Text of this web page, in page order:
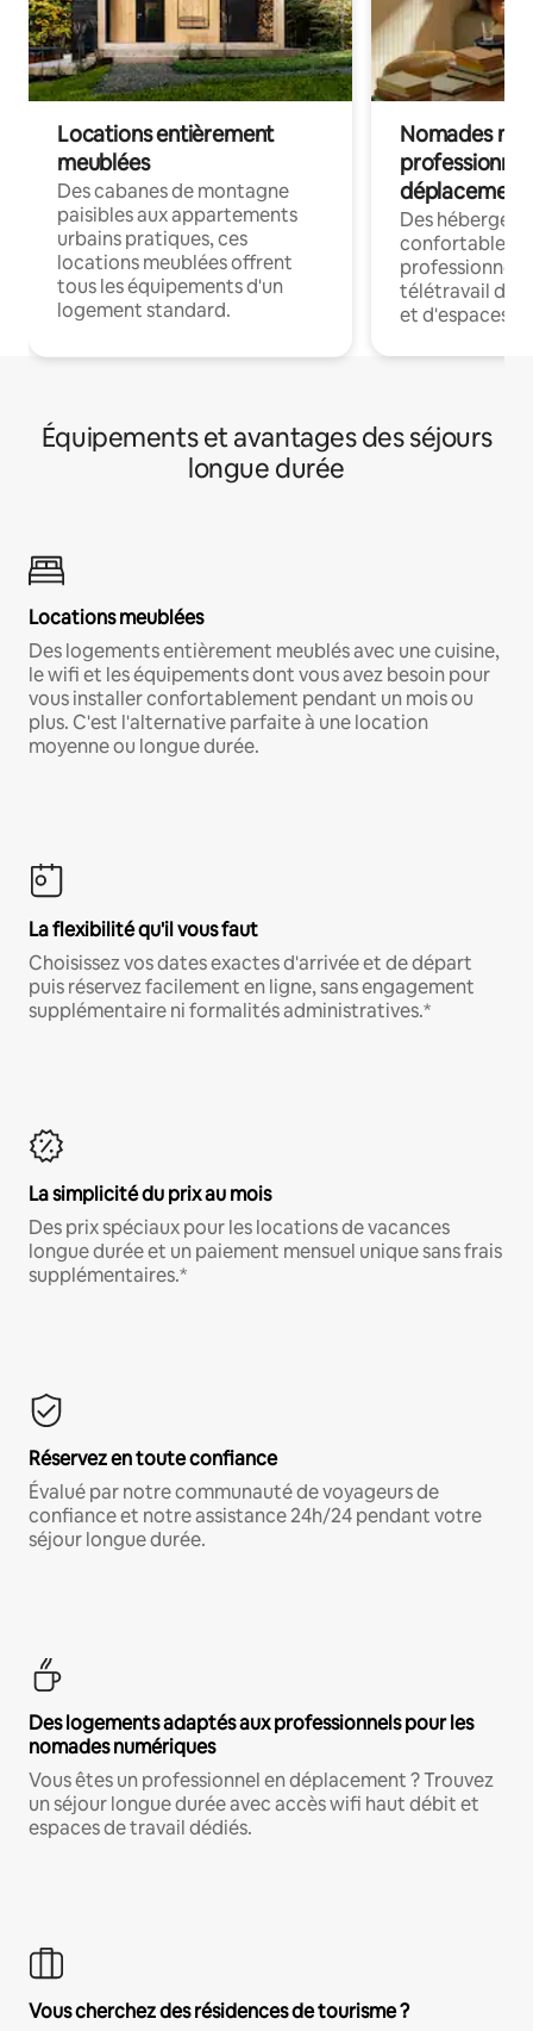
Locations entièrement
meublées
Des cabanes de montagne
paisibles aux appartements
urbains pratiques, ces
locations meublées offrent
tous les équipements d'un
logement standard.
Nomades
déplacement
Des
confortables
professionnels
télétravail
et d'espaces
Équipements et avantages des séjours
longue durée
Locations meublées
Des logements entièrement meublés avec une cuisine,
le wifi et les équipements dont vous avez besoin pour
vous installer confortablement pendant un mois ou
plus. C'est l'alternative parfaite à une location
moyenne ou longue durée.
La flexibilité qu'il vous faut
Choisissez vos dates exactes d'arrivée et de départ
puis réservez facilement en ligne, sans engagement
supplémentaire ni formalités administratives.*
La simplicité du prix au mois
Des prix spéciaux pour les locations de vacances
longue durée et un paiement mensuel unique sans frais
supplémentaires.*
Réservez en toute confiance
Évalué par notre communauté de voyageurs de
confiance et notre assistance 24h/24 pendant votre
séjour longue durée.
Des logements adaptés aux professionnels pour les
nomades numériques
Vous êtes un professionnel en déplacement ? Trouvez
un séjour longue durée avec accès wifi haut débit et
espaces de travail dédiés.
Vous cherchez des résidences de tourisme ?